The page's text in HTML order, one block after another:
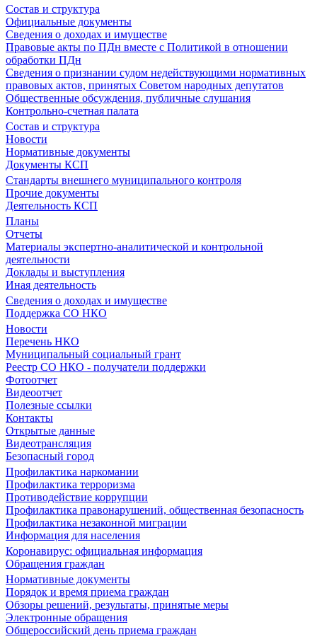
Состав и структура
Официальные документы
Сведения о доходах и имуществе
Правовые акты по ПДн вместе с Политикой в отношении
обработки ПДн
Сведения о признании судом недействующими нормативных
правовых актов, принятых Советом народных депутатов
Общественные обсуждения, публичные слушания
Контрольно-счетная палата
Состав и структура
Новости
Нормативные документы
Документы КСП
Стандарты внешнего муниципального контроля
Прочие документы
Деятельность КСП
Планы
Отчеты
Материалы экспертно-аналитической и контрольной
деятельности
Доклады и выступления
Иная деятельность
Сведения о доходах и имуществе
Поддержка СО НКО
Новости
Перечень НКО
Муниципальный социальный грант
Реестр СО НКО - получатели поддержки
Фотоотчет
Видеоотчет
Полезные ссылки
Контакты
Открытые данные
Видеотрансляция
Безопасный город
Профилактика наркомании
Профилактика терроризма
Противодействие коррупции
Профилактика правонарушений, общественная безопасность
Профилактика незаконной миграции
Информация для населения
Коронавирус: официальная информация
Обращения граждан
Нормативные документы
Порядок и время приема граждан
Обзоры решений, результаты, принятые меры
Электронные обращения
Общероссийский день приема граждан